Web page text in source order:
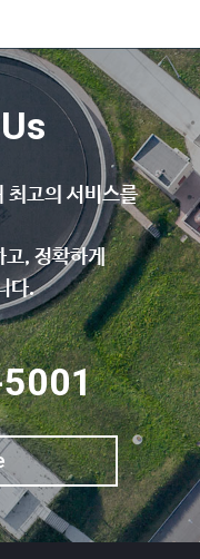
최고의 서비스를
고, 정확하게
다.